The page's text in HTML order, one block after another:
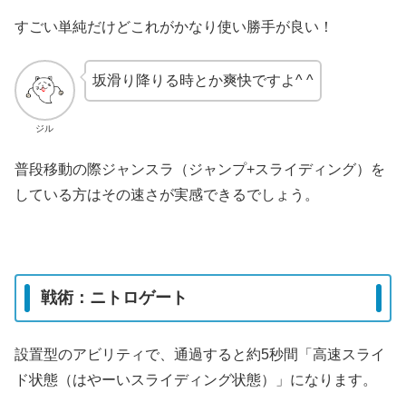
すごい単純だけどこれがかなり使い勝手が良い！
ジル
坂滑り降りる時とか爽快ですよ^ ^
普段移動の際ジャンスラ（ジャンプ+スライディング）を
している方はその速さが実感できるでしょう。
戦術：ニトロゲート
設置型のアビリティで、通過すると約5秒間「高速スライ
ド状態（はやーいスライディング状態）」になります。